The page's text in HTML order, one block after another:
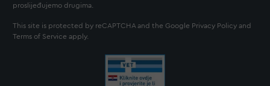
proslijeđujemo drugima.
This site is protected by reCAPTCHA and the Google Privacy Policy and
Terms of Service apply.